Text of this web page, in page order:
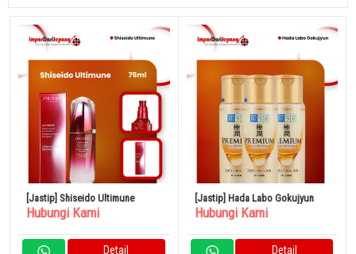
[Jastip] Shiseido Ultimune
Hubungi Kami
Detail
[Jastip] Hada Labo Gokujyun
Hubungi Kami
Detail